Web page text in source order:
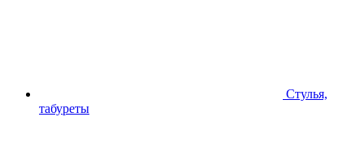
Стулья,
табуреты